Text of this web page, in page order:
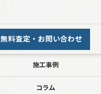
無料査定・お問い合わせ
施工事例
コラム